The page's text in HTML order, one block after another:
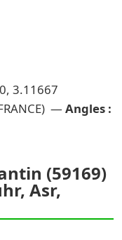
3.11667
— Angles :
(59169)
Asr,